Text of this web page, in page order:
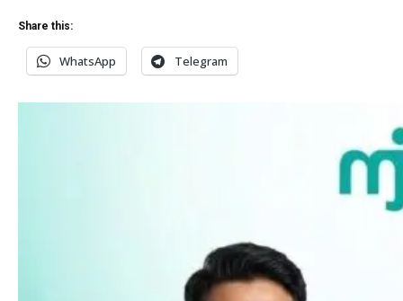
Share this:
WhatsApp Telegram